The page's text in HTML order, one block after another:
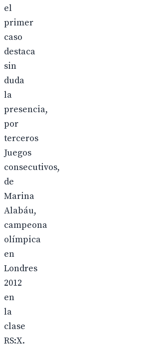
el
primer
caso
destaca
sin
duda
la
presencia,
por
terceros
Juegos
consecutivos,
de
Marina
Alabáu,
campeona
olímpica
en
Londres
2012
en
la
clase
RS:X.